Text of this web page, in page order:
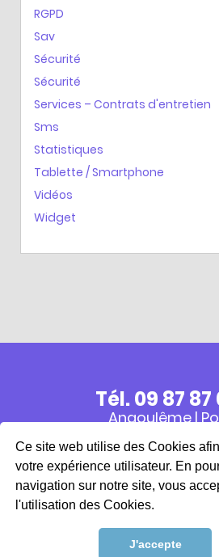
Ce site web utilise des Cookies
votre expérience utilisateur. En
navigation sur notre site, vous
l'utilisation des Cookies.
J'accepte
RGPD
Sav
Sécurité
Sécurité
Services – Contrats d'entretien
Sms
Statistiques
Tablette / Smartphone
Vidéos
Widget
Tél. 09 87 87
Angoulême |
LE SITE